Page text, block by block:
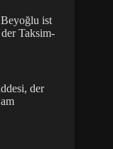
ist
Taksim-
der